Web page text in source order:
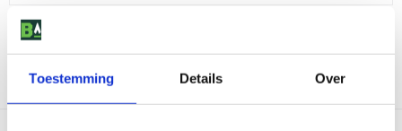
Toestemming Details Over
69,99
Af te halen in 9 winkels